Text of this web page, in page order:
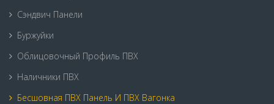
Сэндвич Панели
Буржуйки
Облицовочный Профиль ПВХ
Наличники ПВХ
Бесшовная ПВХ Панель И ПВХ Вагонка